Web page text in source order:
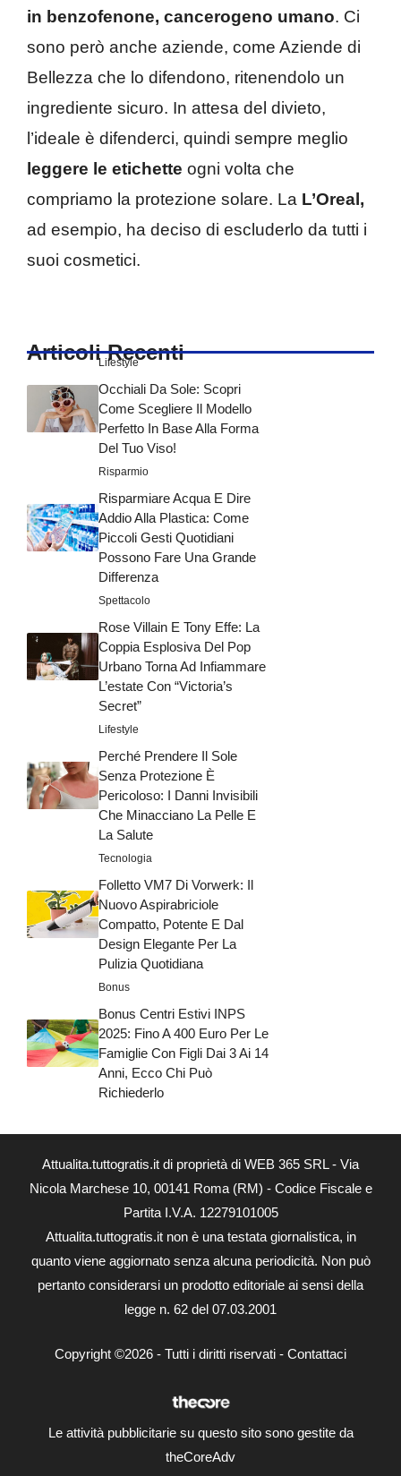
in benzofenone, cancerogeno umano. Ci
sono però anche aziende, come Aziende di
Bellezza che lo difendono, ritenendolo un
ingrediente sicuro. In attesa del divieto,
l’ideale è difenderci, quindi sempre meglio
leggere le etichette ogni volta che
compriamo la protezione solare. La L’Oreal,
ad esempio, ha deciso di escluderlo da tutti i
suoi cosmetici.
Articoli Recenti
Lifestyle
Occhiali Da Sole: Scopri
Come Scegliere Il Modello
Perfetto In Base Alla Forma
Del Tuo Viso!
Risparmio
Risparmiare Acqua E Dire
Addio Alla Plastica: Come
Piccoli Gesti Quotidiani
Possono Fare Una Grande
Differenza
Spettacolo
Rose Villain E Tony Effe: La
Coppia Esplosiva Del Pop
Urbano Torna Ad Infiammare
L’estate Con “Victoria’s
Secret”
Lifestyle
Perché Prendere Il Sole
Senza Protezione È
Pericoloso: I Danni Invisibili
Che Minacciano La Pelle E
La Salute
Tecnologia
Folletto VM7 Di Vorwerk: Il
Nuovo Aspirabriciole
Compatto, Potente E Dal
Design Elegante Per La
Pulizia Quotidiana
Bonus
Bonus Centri Estivi INPS
2025: Fino A 400 Euro Per Le
Famiglie Con Figli Dai 3 Ai 14
Anni, Ecco Chi Può
Richiederlo
Attualita.tuttogratis.it di proprietà di WEB 365 SRL - Via
Nicola Marchese 10, 00141 Roma (RM) - Codice Fiscale e
Partita I.V.A. 12279101005
Attualita.tuttogratis.it non è una testata giornalistica, in
quanto viene aggiornato senza alcuna periodicità. Non può
pertanto considerarsi un prodotto editoriale ai sensi della
legge n. 62 del 07.03.2001
Copyright ©2026 - Tutti i diritti riservati - Contattaci
Le attività pubblicitarie su questo sito sono gestite da
theCoreAdv